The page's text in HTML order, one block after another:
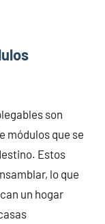
son
módulos que se
Estos
lo que
un hogar